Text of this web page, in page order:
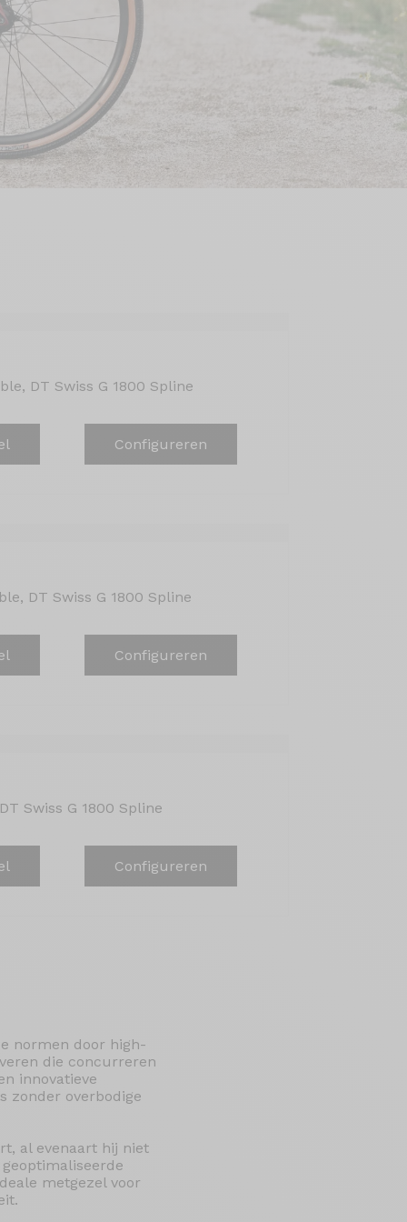
DT Swiss G 1800 Spline
Configureren
DT Swiss G 1800 Spline
Configureren
Swiss G 1800 Spline
Configureren
normen door high-
die concurreren
innovatieve
zonder overbodige
al evenaart hij niet
metgezel voor